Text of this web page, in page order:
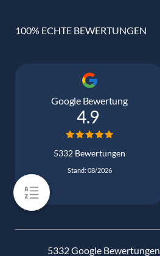
100% ECHTE BEWERTUNGEN
Google Bewertung
4.9
5332 Bewertungen
Stand: 08/2026
5332 Google Bewertungen